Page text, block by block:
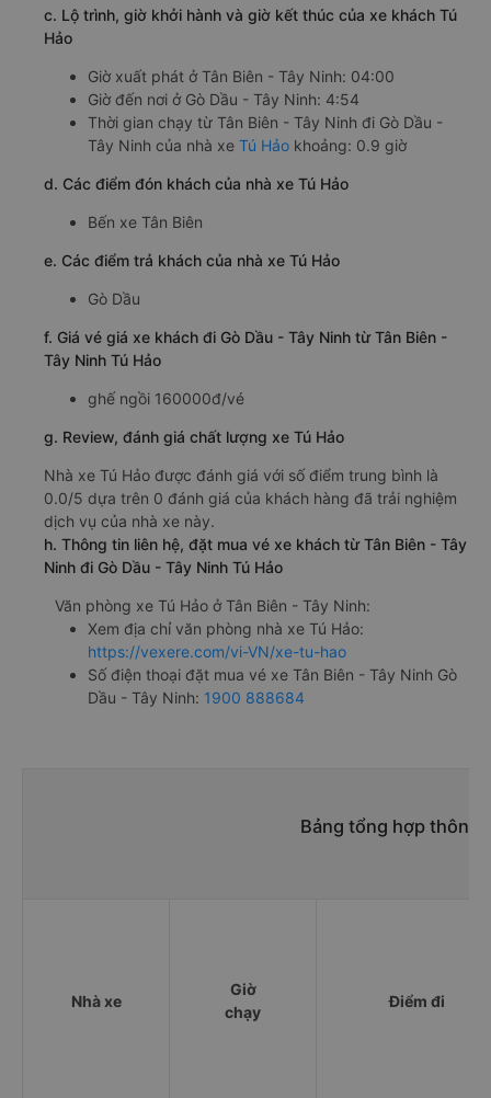
c. Lộ trình, giờ khởi hành và giờ kết thúc của xe khách Tú
Hảo
Giờ xuất phát ở Tân Biên - Tây Ninh: 04:00
Giờ đến nơi ở Gò Dầu - Tây Ninh: 4:54
Thời gian chạy từ Tân Biên - Tây Ninh đi Gò Dầu -
Tây Ninh của nhà xe Tú Hảo khoảng: 0.9 giờ
d. Các điểm đón khách của nhà xe Tú Hảo
Bến xe Tân Biên
e. Các điểm trả khách của nhà xe Tú Hảo
Gò Dầu
f. Giá vé giá xe khách đi Gò Dầu - Tây Ninh từ Tân Biên -
Tây Ninh Tú Hảo
ghế ngồi 160000đ/vé
g. Review, đánh giá chất lượng xe Tú Hảo
Nhà xe Tú Hảo được đánh giá với số điểm trung bình là
0.0/5 dựa trên 0 đánh giá của khách hàng đã trải nghiệm
dịch vụ của nhà xe này.
h. Thông tin liên hệ, đặt mua vé xe khách từ Tân Biên - Tây
Ninh đi Gò Dầu - Tây Ninh Tú Hảo
Văn phòng xe Tú Hảo ở Tân Biên - Tây Ninh:
Xem địa chỉ văn phòng nhà xe Tú Hảo:
https://vexere.com/vi-VN/xe-tu-hao
Số điện thoại đặt mua vé xe Tân Biên - Tây Ninh Gò
Dầu - Tây Ninh: 1900 888684
Bảng tổng hợp thông
Nhà xe
Giờ
chạy
Điểm đi